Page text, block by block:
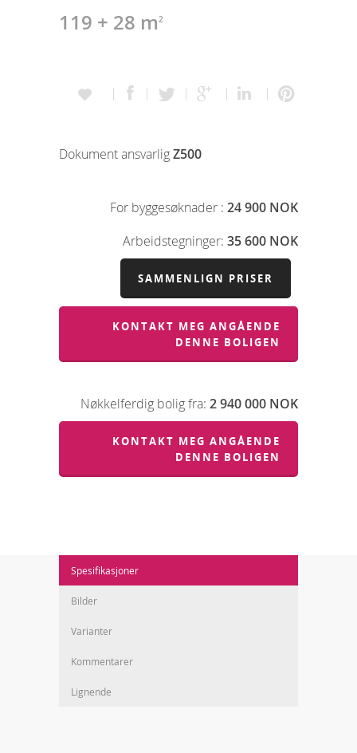
119 + 28 m2
Dokument ansvarligZ500
For byggesøknader : 24 900 NOK
Arbeidstegninger: 35 600 NOK
SAMMENLIGN PRISER
KONTAKT MEG ANGÅENDE
DENNE BOLIGEN
Nøkkelferdig bolig fra: 2 940 000 NOK
KONTAKT MEG ANGÅENDE
DENNE BOLIGEN
Spesifikasjoner
Bilder
Varianter
Kommentarer
Lignende